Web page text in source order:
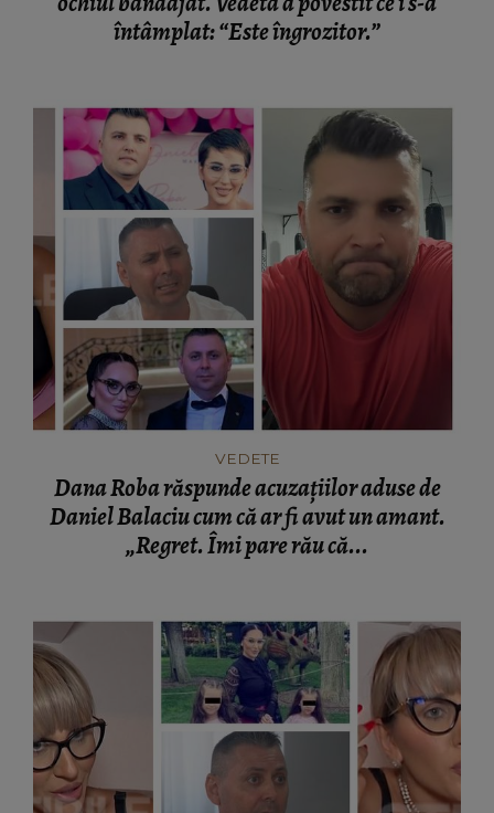
întâmplat: “Este îngrozitor.”
VEDETE
Dana Roba răspunde acuzațiilor aduse de
Daniel Balaciu cum că ar fi avut un amant.
„Regret. Îmi pare rău că...